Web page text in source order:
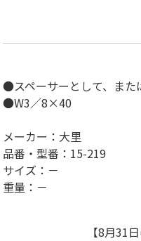
●スペーサーとして、また
●W3／8×40
メーカー：大里
品番・型番：15-219
サイズ：－
重量：－
【8月31